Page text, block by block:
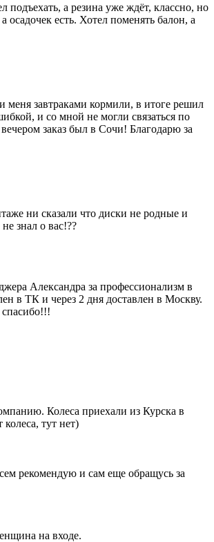
подъехать, а резина уже ждёт, классно, но
осадочек есть. Хотел поменять балон, а
меня завтраками кормили, в итоге решил
и со мной не могли связаться по
заказ был в Сочи! Благодарю за
ни сказали что диски не родные и
знал о вас!??
Александра за профессионализм в
в ТК и через 2 дня доставлен в Москву.
Колеса приехали из Курска в
тут нет)
рекомендую и сам еще обращусь за
на входе.